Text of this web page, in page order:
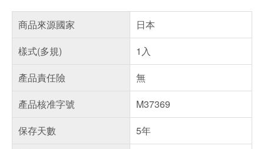
商品來源國家
日本
樣式(多規)
1入
產品責任險
無
產品核准字號
M37369
保存天數
5年